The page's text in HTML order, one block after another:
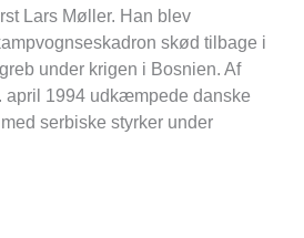
Lars Møller. Han blev
skød tilbage i
under krigen i Bosnien. Af
april 1994 udkæmpede danske
serbiske styrker under